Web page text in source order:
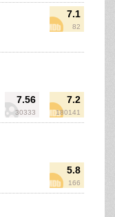
7.1
82
7.56
30333
7.2
180141
5.8
166